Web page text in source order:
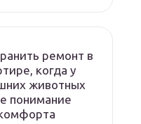
ремонт в
когда у
животных
понимание